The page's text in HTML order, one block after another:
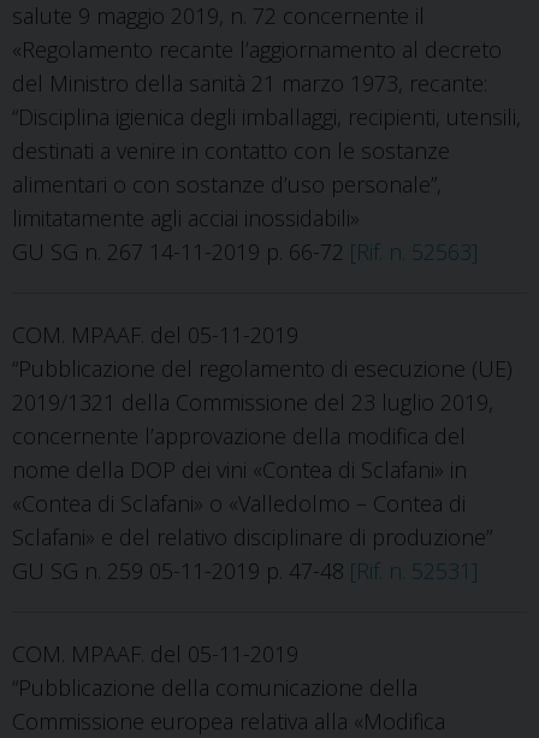
salute 9 maggio 2019, n. 72 concernente il
«Regolamento recante l’aggiornamento al decreto
del Ministro della sanità 21 marzo 1973, recante:
“Disciplina igienica degli imballaggi, recipienti, utensili,
destinati a venire in contatto con le sostanze
alimentari o con sostanze d’uso personale”,
limitatamente agli acciai inossidabili»
GU SG n. 267 14-11-2019 p. 66-72 [Rif. n. 52563]
COM. MPAAF. del 05-11-2019
“Pubblicazione del regolamento di esecuzione (UE)
2019/1321 della Commissione del 23 luglio 2019,
concernente l’approvazione della modifica del
nome della DOP dei vini «Contea di Sclafani» in
«Contea di Sclafani» o «Valledolmo – Contea di
Sclafani» e del relativo disciplinare di produzione”
GU SG n. 259 05-11-2019 p. 47-48 [Rif. n. 52531]
COM. MPAAF. del 05-11-2019
“Pubblicazione della comunicazione della
Commissione europea relativa alla «Modifica